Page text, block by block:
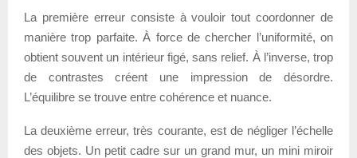
La première erreur consiste à vouloir tout coordonner de
manière trop parfaite. À force de chercher l’uniformité, on
obtient souvent un intérieur figé, sans relief. À l’inverse, trop
de contrastes créent une impression de désordre.
L’équilibre se trouve entre cohérence et nuance.
La deuxième erreur, très courante, est de négliger l’échelle
des objets. Un petit cadre sur un grand mur, un mini miroir